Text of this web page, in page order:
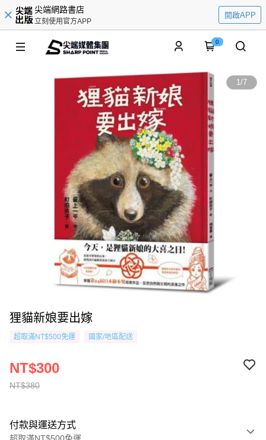
尖端網路書店
立刻使用官方APP
開啟APP
0
1/7
狸貓新娘要出嫁
超取滿NT$500免運 國家/地區配送
NT$380
NT$300
付款與運送方式